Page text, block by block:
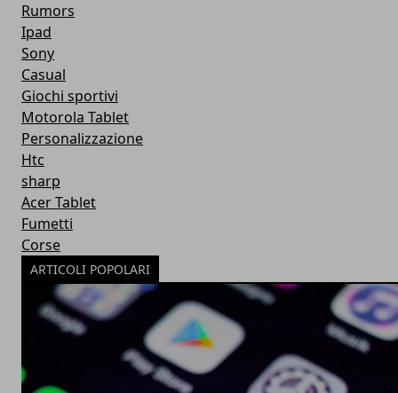
Rumors
Ipad
Sony
Casual
Giochi sportivi
Motorola Tablet
Personalizzazione
Htc
sharp
Acer Tablet
Fumetti
Corse
ARTICOLI POPOLARI